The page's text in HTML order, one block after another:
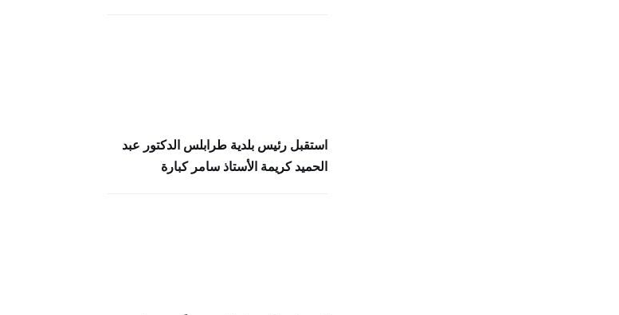
استقبل رئيس بلدية طرابلس الدكتور عبد
الحميد كريمة الأستاذ سامر كبارة